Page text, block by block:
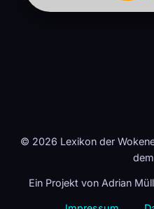
© 2026 Lexikon der
Ein Projekt von Adrian